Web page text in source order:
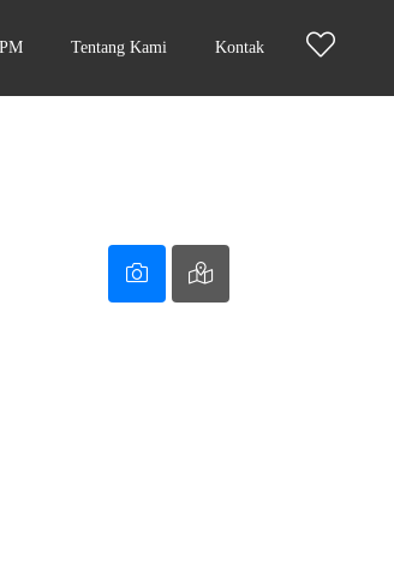
Tentang Kami Kontak